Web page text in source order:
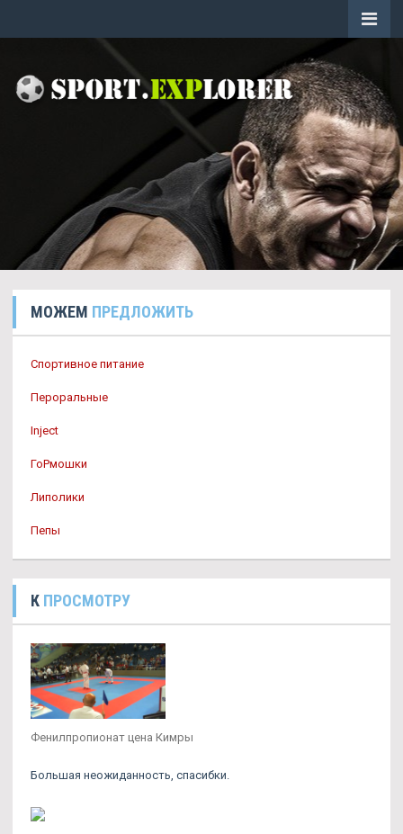
МОЖЕМ ПРЕДЛОЖИТЬ
Спортивное питание
Пероральные
Inject
ГоРмошки
Липолики
Пепы
К ПРОСМОТРУ
Фенилпропионат цена Кимры
Большая неожиданность, спасибки.